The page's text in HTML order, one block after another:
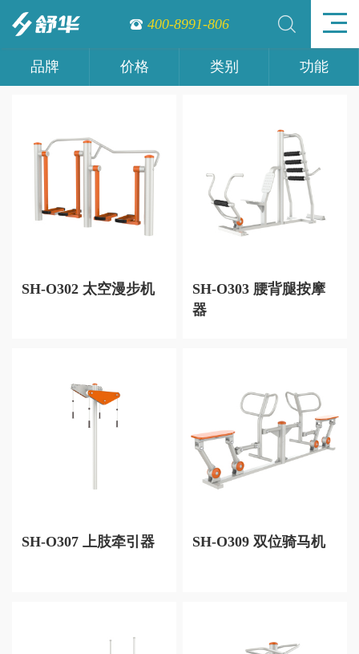
400-8991-806
品牌 价格 类别 功能
SH-O302 太空漫步机
SH-O303 腰背腿按摩
器
SH-O307 上肢牵引器 SH-O309 双位骑马机